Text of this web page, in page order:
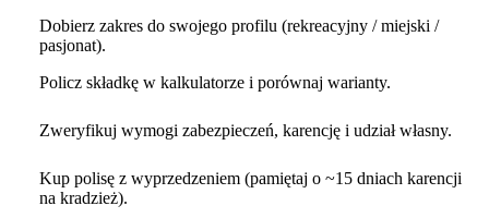
Dobierz zakres do swojego profilu (rekreacyjny / miejski /
pasjonat).
Policz składkę w kalkulatorze i porównaj warianty.
Zweryfikuj wymogi zabezpieczeń, karencję i udział własny.
Kup polisę z wyprzedzeniem (pamiętaj o ~15 dniach karencji
na kradzież).